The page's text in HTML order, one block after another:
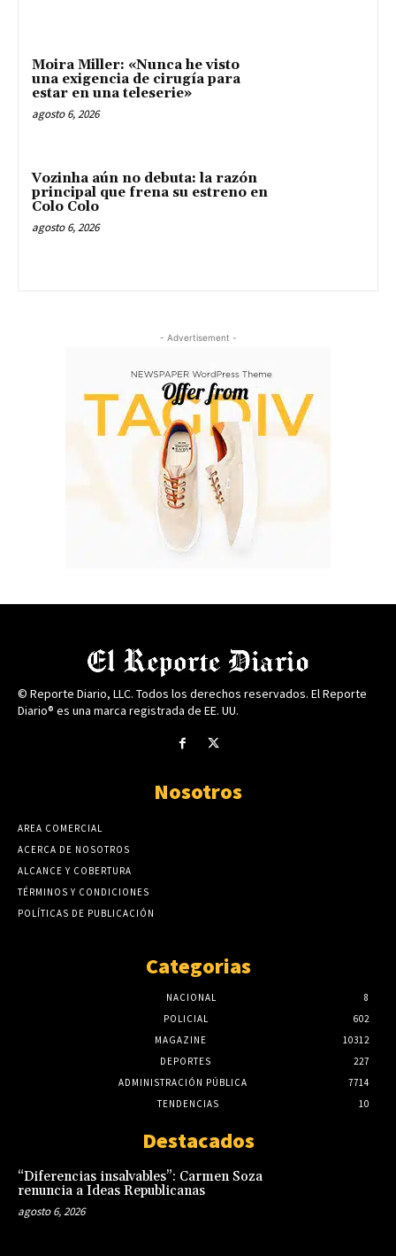
Moira Miller: «Nunca he visto
una exigencia de cirugía para
estar en una teleserie»
agosto 6, 2026
Vozinha aún no debuta: la razón
principal que frena su estreno en
Colo Colo
agosto 6, 2026
- Advertisement -
© Reporte Diario, LLC. Todos los derechos reservados. El Reporte
Diario® es una marca registrada de EE. UU.
Nosotros
AREA COMERCIAL
ACERCA DE NOSOTROS
ALCANCE Y COBERTURA
TÉRMINOS Y CONDICIONES
POLÍTICAS DE PUBLICACIÓN
Categorias
NACIONAL
8
POLICIAL
602
MAGAZINE
10312
DEPORTES
227
ADMINISTRACIÓN PÚBLICA
7714
TENDENCIAS
10
Destacados
“Diferencias insalvables”: Carmen Soza
renuncia a Ideas Republicanas
agosto 6, 2026